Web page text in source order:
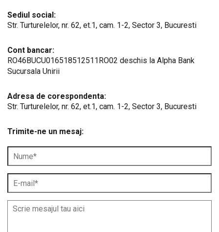
Sediul social:
Str. Turturelelor, nr. 62, et.1, cam. 1-2, Sector 3, Bucuresti
Cont bancar:
RO46BUCU016518512511RO02 deschis la Alpha Bank
Sucursala Unirii
Adresa de corespondenta:
Str. Turturelelor, nr. 62, et.1, cam. 1-2, Sector 3, Bucuresti
Trimite-ne un mesaj: